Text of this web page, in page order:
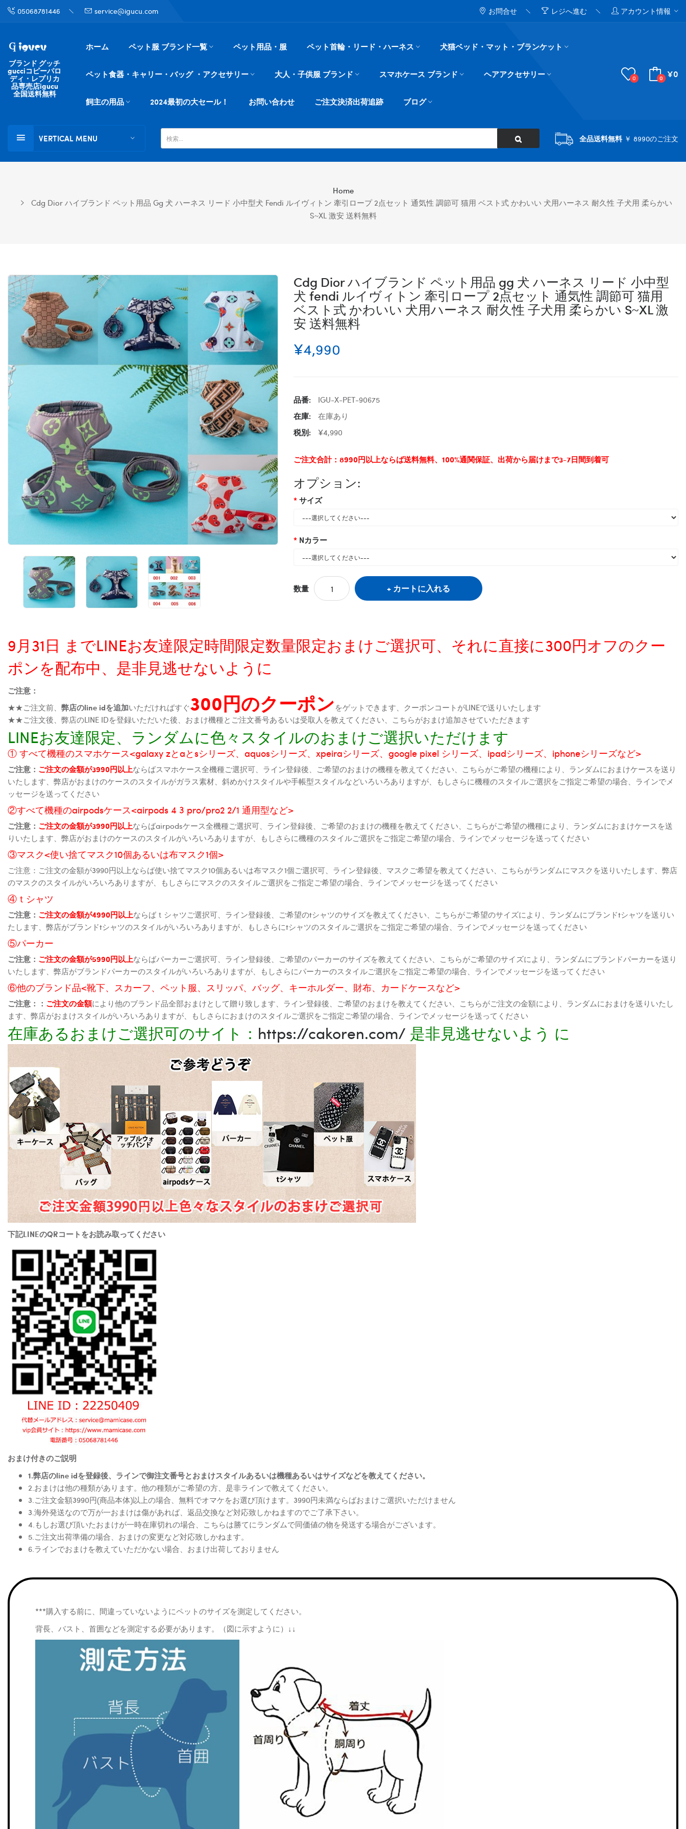
05068781446 service@igucu.com お問合せ レジへ進む アカウント情報
ブランド グッチ
gucciコピーパロ
ディ・レプリカ
品専売店igucu
全国送料無料
ホーム ペット服 ブランド一覧 ペット用品・服 ペット首輪・リード・ハーネス 犬猫ベッド・マット・ブランケット
ペット食器・キャリー・バッグ ・アクセサリー 大人・子供服 ブランド スマホケース ブランド ヘアアクセサリー
飼主の用品 2024最初の大セール！ お問い合わせ ご注文決済出荷追跡 ブログ
0 0 ¥0
VERTICAL MENU 全品送料無料￥ 8990のご注文
Home
Cdg Dior ハイブランド ペット用品 Gg 犬 ハーネス リード 小中型犬 Fendi ルイヴィトン 牽引ロープ 2点セット 通気性 調節可 猫用 ベスト式 かわいい 犬用ハーネス 耐久性 子犬用 柔らかい
S~XL 激安 送料無料
Cdg Dior ハイブランド ペット用品 gg 犬 ハーネス リード 小中型
犬 fendi ルイヴィトン 牽引ロープ 2点セット 通気性 調節可 猫用
ベスト式 かわいい 犬用ハーネス 耐久性 子犬用 柔らかい S~XL 激
安 送料無料
¥4,990
品番:
IGU-X-PET-90675
在庫:
在庫あり
税別:
¥4,990
ご注文合計：8990円以上ならば送料無料、100%通関保証、出荷から届けまで3-7日間到着可
オプション:
サイズ
Nカラー
数量 カートに入れる
9月31日 までLINEお友達限定時間限定数量限定おまけご選択可、それに直接に300円オフのクー
ポンを配布中、是非見逃せないように
ご注意：
★★ご注文前、 弊店のline idを追加いただければすぐ300円のクーポンをゲットできます、クーポンコートがLINEで送りいたします
★★ご注文後、弊店のLINE IDを登録いただいた後、おまけ機種とご注文番号あるいは受取人を教えてください、こちらがおまけ追加させていただきます
LINEお友達限定、ランダムに色々スタイルのおまけご選択いただけます
① すべて機種のスマホケース<galaxy zとaとsシリーズ、aquosシリーズ、xpeiraシリーズ、google pixel シリーズ、ipadシリーズ、iphoneシリーズなど>
ご注意： ご注文の金額が3990円以上ならばスマホケース全機種ご選択可、ライン登録後、ご希望のおまけの機種を教えてください、こちらがご希望の機種により、ランダムにおまけケースを送り
いたします、弊店がおまけのケースのスタイルがガラス素材、斜めかけスタイルや手帳型スタイルなどいろいろありますが、もしさらに機種のスタイルご選択をご指定ご希望の場合、ラインでメ
ッセージを送ってください
②すべて機種のairpodsケース<airpods 4 3 pro/pro2 2/1 通用型など>
ご注意： ご注文の金額が3990円以上ならばairpodsケース全機種ご選択可、ライン登録後、ご希望のおまけの機種を教えてください、こちらがご希望の機種により、ランダムにおまけケースを送
りいたします、弊店がおまけのケースのスタイルがいろいろありますが、もしさらに機種のスタイルご選択をご指定ご希望の場合、ラインでメッセージを送ってください
③マスク<使い捨てマスク10個あるいは布マスク1個>
ご注意：ご注文の金額が3990円以上ならば使い捨てマスク10個あるいは布マスク1個ご選択可、ライン登録後、マスクご希望を教えてください、こちらがランダムにマスクを送りいたします、弊店
のマスクのスタイルがいろいろありますが、もしさらにマスクのスタイルご選択をご指定ご希望の場合、ラインでメッセージを送ってください
④ｔシャツ
ご注意： ご注文の金額が4990円以上ならばｔシャツご選択可、ライン登録後、ご希望のtシャツのサイズを教えてください、こちらがご希望のサイズにより、ランダムにブランドtシャツを送りい
たします、弊店がブランドtシャツのスタイルがいろいろありますが、もしさらにtシャツのスタイルご選択をご指定ご希望の場合、ラインでメッセージを送ってください
⑤パーカー
ご注意： ご注文の金額が5990円以上ならばパーカーご選択可、ライン登録後、ご希望のパーカーのサイズを教えてください、こちらがご希望のサイズにより、ランダムにブランドパーカーを送り
いたします、弊店がブランドパーカーのスタイルがいろいろありますが、もしさらにパーカーのスタイルご選択をご指定ご希望の場合、ラインでメッセージを送ってください
⑥他のブランド品<靴下、スカーフ、ペット服、スリッパ、バッグ、キーホルダー、財布、カードケースなど>
ご注意：： ご注文の金額により他のブランド品全部おまけとして贈り致します、ライン登録後、ご希望のおまけを教えてください、こちらがご注文の金額により、ランダムにおまけを送りいたし
ます、弊店がおまけスタイルがいろいろありますが、もしさらにおまけのスタイルご選択をご指定ご希望の場合、ラインでメッセージを送ってください
在庫あるおまけご選択可のサイト： https://cakoren.com/ 是非見逃せないよう に
下記LINEのQRコートをお読み取ってください
おまけ付きのご説明
1.弊店のline idを登録後、ラインで御注文番号とおまけスタイルあるいは機種あるいはサイズなどを教えてください。
2.おまけは他の種類があります。他の種類がご希望の方、是非ラインで教えてください。
3.ご注文金額3990円(商品本体)以上の場合、無料でオマケをお選び頂けます。3990円未満ならばおまけご選択いただけません
3.海外発送なので万が一おまけは傷があれば、返品交換など対応致しかねますのでご了承下さい。
4.もしお選び頂いたおまけが一時在庫切れの場合、こちらは勝てにランダムで同価値の物を発送する場合がございます。
5.ご注文出荷準備の場合、おまけの変更など対応致しかねます。
6.ラインでおまけを教えていただかない場合、おまけ出荷しておりません
***購入する前に、間違っていないようにペットのサイズを測定してください。
背長、バスト、首囲などを測定する必要があります。（図に示すように）↓↓